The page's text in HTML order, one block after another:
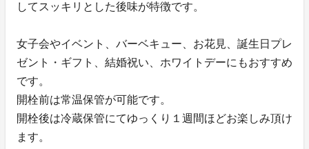
してスッキリとした後味が特徴です。
女子会やイベント、バーベキュー、お花見、誕生日プレ
ゼント・ギフト、結婚祝い、ホワイトデーにもおすすめ
です。
開栓前は常温保管が可能です。
開栓後は冷蔵保管にてゆっくり１週間ほどお楽しみ頂け
ます。